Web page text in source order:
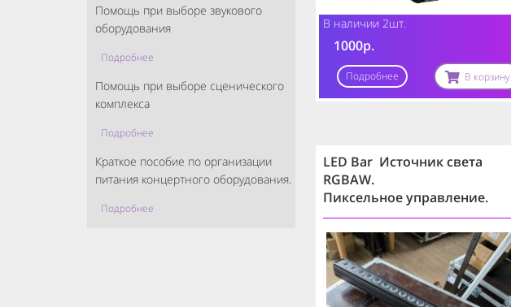
Помощь при выборе звукового
оборудования
Подробнее
Помощь при выборе сценического
комплекса
Подробнее
Краткое пособие по организации
питания концертного оборудования.
Подробнее
В наличии 2шт.
1000р.
Подробнее В корзину
LED Bar Источник света
RGBAW.
Пиксельноеуправление.